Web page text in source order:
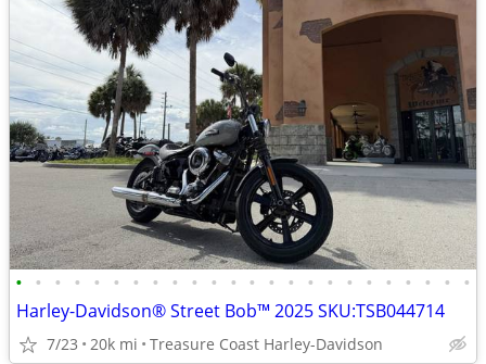
• • • • • • • • • • • • • • • • • • • • • • • •
Harley-Davidson® Street Bob™ 2025 SKU:TSB044714
7/23 20k mi Treasure Coast Harley-Davidson